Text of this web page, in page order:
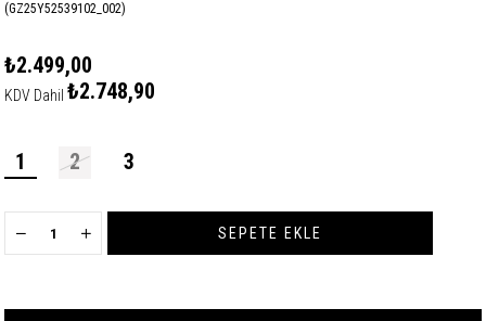
(GZ25Y52539102_002)
₺2.499,00
KDV Dahil ₺2.748,90
1 2 3